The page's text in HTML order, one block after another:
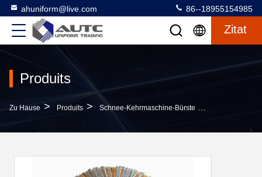
ahuniform@live.com 86--18955154985
Zitat
Produits
Zu Hause > Produits > Schnee-Kehrmaschine-Bürste >